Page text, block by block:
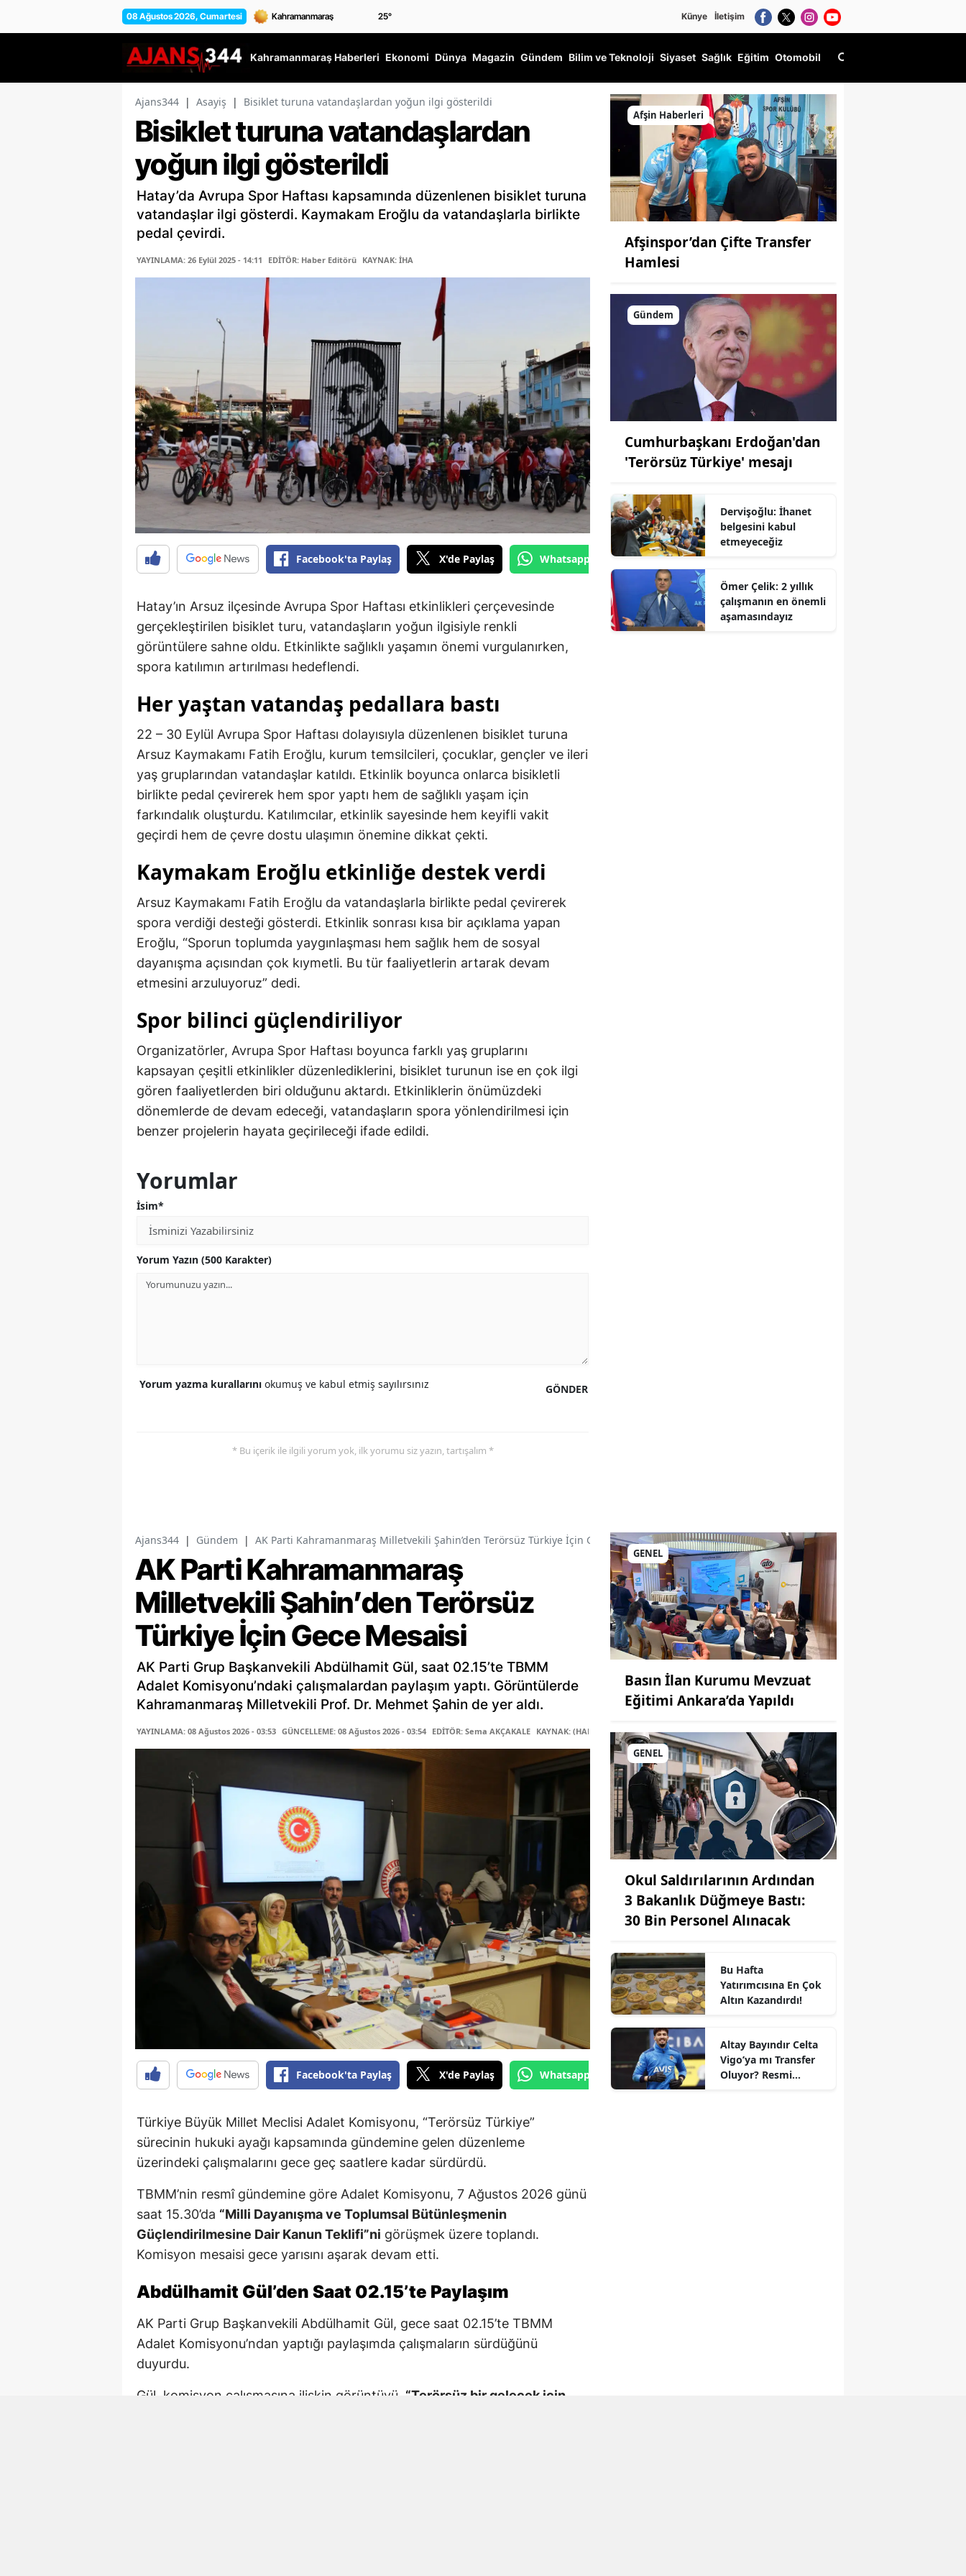
08 Ağustos 2026, Cumartesi 25° Künye İletişim
Kahramanmaraş Haberleri Ekonomi Dünya Magazin Gündem Bilim ve Teknoloji Siyaset Sağlık Eğitim Otomobil
Ajans344 | Asayiş | Bisiklet turuna vatandaşlardan yoğun ilgi gösterildi
Bisiklet turuna vatandaşlardan
yoğun ilgi gösterildi
Hatay’da Avrupa Spor Haftası kapsamında düzenlenen bisiklet turuna
vatandaşlar ilgi gösterdi. Kaymakam Eroğlu da vatandaşlarla birlikte
pedal çevirdi.
YAYINLAMA: 26 Eylül 2025 - 14:11 EDİTÖR: Haber Editörü KAYNAK: İHA
Facebook'ta Paylaş X'de Paylaş Whatsapp'tan Gönder
Hatay’ın Arsuz ilçesinde Avrupa Spor Haftası etkinlikleri çerçevesinde
gerçekleştirilen bisiklet turu, vatandaşların yoğun ilgisiyle renkli
görüntülere sahne oldu. Etkinlikte sağlıklı yaşamın önemi vurgulanırken,
spora katılımın artırılması hedeflendi.
Her yaştan vatandaş pedallara bastı
22 – 30 Eylül Avrupa Spor Haftası dolayısıyla düzenlenen bisiklet turuna
Arsuz Kaymakamı Fatih Eroğlu, kurum temsilcileri, çocuklar, gençler ve ileri
yaş gruplarından vatandaşlar katıldı. Etkinlik boyunca onlarca bisikletli
birlikte pedal çevirerek hem spor yaptı hem de sağlıklı yaşam için
farkındalık oluşturdu. Katılımcılar, etkinlik sayesinde hem keyifli vakit
geçirdi hem de çevre dostu ulaşımın önemine dikkat çekti.
Kaymakam Eroğlu etkinliğe destek verdi
Arsuz Kaymakamı Fatih Eroğlu da vatandaşlarla birlikte pedal çevirerek
spora verdiği desteği gösterdi. Etkinlik sonrası kısa bir açıklama yapan
Eroğlu, “Sporun toplumda yaygınlaşması hem sağlık hem de sosyal
dayanışma açısından çok kıymetli. Bu tür faaliyetlerin artarak devam
etmesini arzuluyoruz” dedi.
Spor bilinci güçlendiriliyor
Organizatörler, Avrupa Spor Haftası boyunca farklı yaş gruplarını
kapsayan çeşitli etkinlikler düzenlediklerini, bisiklet turunun ise en çok ilgi
gören faaliyetlerden biri olduğunu aktardı. Etkinliklerin önümüzdeki
dönemlerde de devam edeceği, vatandaşların spora yönlendirilmesi için
benzer projelerin hayata geçirileceği ifade edildi.
Yorumlar
İsim*
Yorum Yazın (500 Karakter)
GÖNDER
Yorum yazma kurallarını okumuş ve kabul etmiş sayılırsınız
* Bu içerik ile ilgili yorum yok, ilk yorumu siz yazın, tartışalım *
Afşin Haberleri
Afşinspor’dan Çifte Transfer
Hamlesi
Gündem
Cumhurbaşkanı Erdoğan'dan
'Terörsüz Türkiye' mesajı
Dervişoğlu: İhanet
belgesini kabul
etmeyeceğiz
Ömer Çelik: 2 yıllık
çalışmanın en önemli
aşamasındayız
Ajans344 | Gündem | AK Parti Kahramanmaraş Milletvekili Şahin’den Terörsüz Türkiye İçin Gece Mesaisi
AK Parti Kahramanmaraş
Milletvekili Şahin’den Terörsüz
Türkiye İçin Gece Mesaisi
AK Parti Grup Başkanvekili Abdülhamit Gül, saat 02.15’te TBMM
Adalet Komisyonu’ndaki çalışmalardan paylaşım yaptı. Görüntülerde
Kahramanmaraş Milletvekili Prof. Dr. Mehmet Şahin de yer aldı.
YAYINLAMA: 08 Ağustos 2026 - 03:53 GÜNCELLEME: 08 Ağustos 2026 - 03:54 EDİTÖR: Sema AKÇAKALE KAYNAK: (HABER MERKEZİ) MUHABİR: Elife Karaarslan
Facebook'ta Paylaş X'de Paylaş Whatsapp'tan Gönder
Türkiye Büyük Millet Meclisi Adalet Komisyonu, “Terörsüz Türkiye”
sürecinin hukuki ayağı kapsamında gündemine gelen düzenleme
üzerindeki çalışmalarını gece geç saatlere kadar sürdürdü.
TBMM’nin resmî gündemine göre Adalet Komisyonu, 7 Ağustos 2026 günü
saat 15.30’da “Milli Dayanışma ve Toplumsal Bütünleşmenin
Güçlendirilmesine Dair Kanun Teklifi”ni görüşmek üzere toplandı.
Komisyon mesaisi gece yarısını aşarak devam etti.
Abdülhamit Gül’den Saat 02.15’te Paylaşım
AK Parti Grup Başkanvekili Abdülhamit Gül, gece saat 02.15’te TBMM
Adalet Komisyonu’ndan yaptığı paylaşımda çalışmaların sürdüğünü
duyurdu.
Gül, komisyon çalışmasına ilişkin görüntüyü, “Terörsüz bir gelecek için
GENEL
Basın İlan Kurumu Mevzuat
Eğitimi Ankara’da Yapıldı
GENEL
Okul Saldırılarının Ardından
3 Bakanlık Düğmeye Bastı:
30 Bin Personel Alınacak
Bu Hafta
Yatırımcısına En Çok
Altın Kazandırdı!
Altay Bayındır Celta
Vigo’ya mı Transfer
Oluyor? Resmi